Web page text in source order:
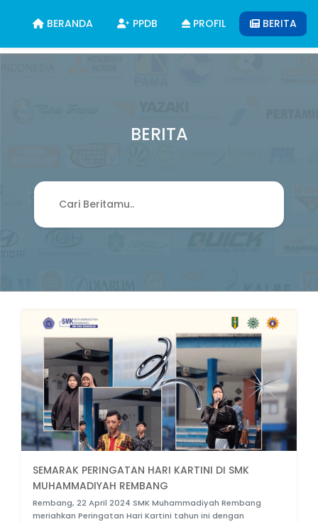
BERANDA PPDB PROFIL BERITA
BERITA
SEMARAK PERINGATAN HARI KARTINI DI SMK
MUHAMMADIYAH REMBANG
Rembang, 22 April 2024 SMK Muhammadiyah Rembang
meriahkan Peringatan Hari Kartini tahun ini dengan